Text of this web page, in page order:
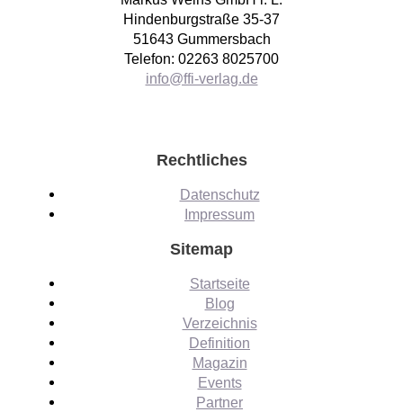
Hindenburgstraße 35-37
51643 Gummersbach
Telefon: 02263 8025700
info@ffi-verlag.de
Rechtliches
Datenschutz
Impressum
Sitemap
Startseite
Blog
Verzeichnis
Definition
Magazin
Events
Partner